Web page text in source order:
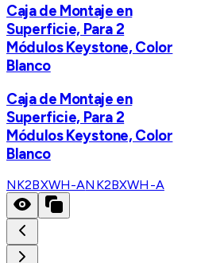
Caja de Montaje en
Superficie, Para 2
Módulos Keystone, Color
Blanco
Caja de Montaje en
Superficie, Para 2
Módulos Keystone, Color
Blanco
NK2BXWH-ANK2BXWH-A